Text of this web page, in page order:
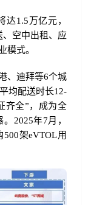
1.5万亿元，
、空中出租、应
模式。
、迪拜等6个城
均配送时长12-
齐全”，成为全
2025年7月，
架eVTOL用